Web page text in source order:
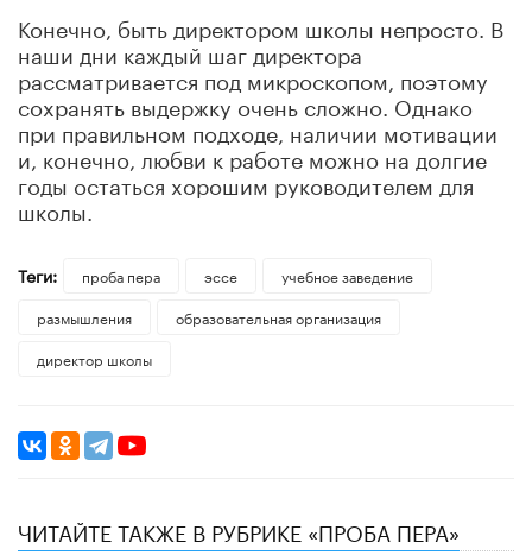
Конечно, быть директором школы непросто. В
наши дни каждый шаг директора
рассматривается под микроскопом, поэтому
сохранять выдержку очень сложно. Однако
при правильном подходе, наличии мотивации
и, конечно, любви к работе можно на долгие
годы остаться хорошим руководителем для
школы.
Теги: проба пера эссе
учебное заведение
размышления
образовательная организация
директор школы
ЧИТАЙТЕ ТАКЖЕ В РУБРИКЕ «ПРОБА ПЕРА»